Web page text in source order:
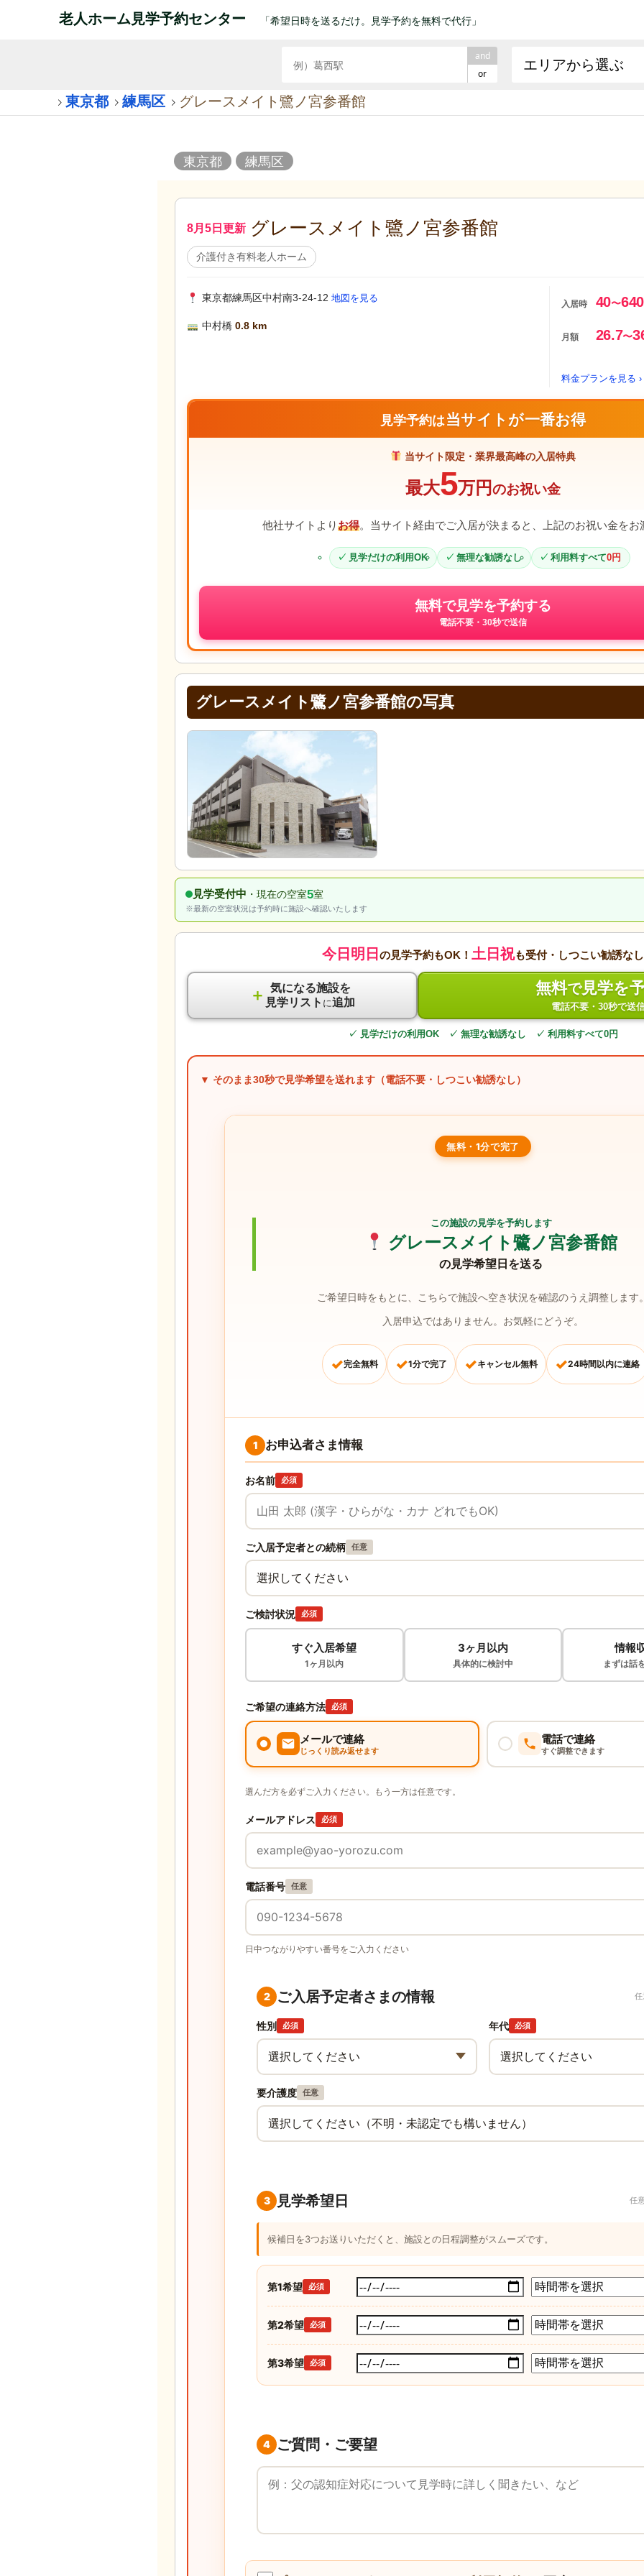
老人ホーム見学予約センター 「希望日時を送るだけ。見学予約を無料で代行」
and
or
エリアから選ぶ
東京都
練馬区 グレースメイト鷺ノ宮参番館
東京都 練馬区
8月5日更新 グレースメイト鷺ノ宮参番館
介護付き有料老人ホーム
東京都練馬区中村南3-24-12地図を見る
中村橋0.8 km
入居時 40〜640
月額 26.7〜
料金プランを見る ›
見学予約は 当サイトが一番お得
当サイト限定・業界最高峰の入居特典
最大5万円のお祝い金
他社サイトよりお得。当サイト経由でご入居が決まると、上記のお祝い金をお
見学だけの利用OK 無理な勧誘なし 利用料すべて0円
無料で見学を予約する
電話不要・30秒で送信
グレースメイト鷺ノ宮参番館の写真
見学受付中 ・現在の空室5室
※最新の空室状況は予約時に施設へ確認いたします
今日明日 の見学予約もOK！ 土日祝も受付・しつこい勧誘なし
＋
気になる施設を
見学リスト に追加
無料で見学を
電話不要・30秒で送
✓ 見学だけの利用OK ✓ 無理な勧誘なし ✓ 利用料すべて0円
▼ そのまま30秒で見学希望を送れます（電話不要・しつこい勧誘なし）
無料・1分で完了
この施設の見学を予約します
グレースメイト鷺ノ宮参番館
の見学希望日を送る
ご希望日時をもとに、こちらで施設へ空き状況を確認のうえ調整します
入居申込ではありません。お気軽にどうぞ。
✓完全無料 ✓1分で完了 ✓キャンセル無料 ✓24時間以内に連絡
1 お申込者さま情報
お名前 必須
ご入居予定者との続柄 任意
ご検討状況 必須
すぐ入居希望
1ヶ月以内
3ヶ月以内
具体的に検討中
情報
まずは話
ご希望の連絡方法 必須
メールで連絡
じっくり読み返せます
電話で連絡
すぐ調整できます
選んだ方を必ずご入力ください。もう一方は任意です。
メールアドレス 必須
電話番号 任意
日中つながりやすい番号をご入力ください
2 ご入居予定者さまの情報
性別 必須 年代 必須
要介護度 任意
3 見学希望日 任
候補日を3つお送りいただくと、施設との日程調整がスムーズです。
第1希望 必須
第2希望 必須
第3希望 必須
4 ご質問・ご要望
ご質問・ご要望